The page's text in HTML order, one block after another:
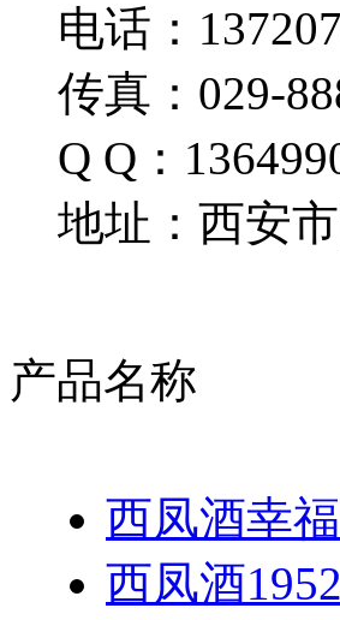
电话：
传真：029-
Q Q：
地址：西安
产品名称
西凤酒幸
西凤酒